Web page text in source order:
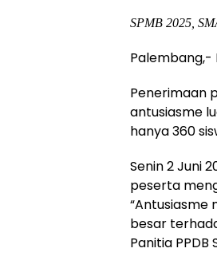
SPMB 2025,
Palembang,-
Penerimaan
antusiasme
hanya 360
Senin 2 Juni
peserta
“Antusiasme
besar
Panitia PPDB